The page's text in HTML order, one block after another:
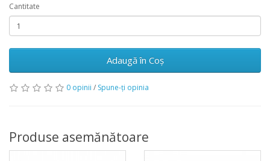
Cantitate
Adaugă în Coş
0 opinii / Spune-ţi opinia
Produse asemănătoare